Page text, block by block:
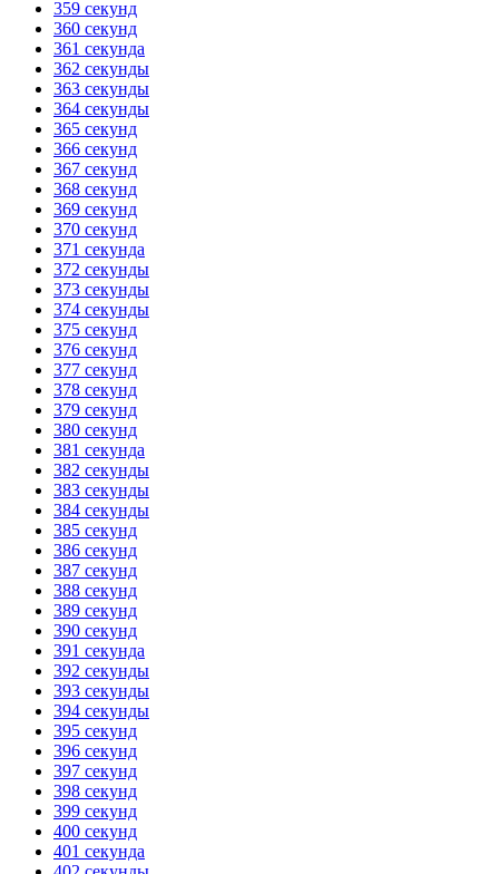
359 секунд
360 секунд
361 секунда
362 секунды
363 секунды
364 секунды
365 секунд
366 секунд
367 секунд
368 секунд
369 секунд
370 секунд
371 секунда
372 секунды
373 секунды
374 секунды
375 секунд
376 секунд
377 секунд
378 секунд
379 секунд
380 секунд
381 секунда
382 секунды
383 секунды
384 секунды
385 секунд
386 секунд
387 секунд
388 секунд
389 секунд
390 секунд
391 секунда
392 секунды
393 секунды
394 секунды
395 секунд
396 секунд
397 секунд
398 секунд
399 секунд
400 секунд
401 секунда